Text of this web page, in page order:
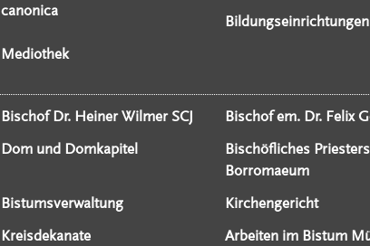
canonica
Bildungseinrichtungen
Mediothek
Bischof Dr. Heiner Wilmer SCJ
Bischof em. Dr. Felix
Dom und Domkapitel
Bischöfliches
Borromaeum
Bistumsverwaltung
Kirchengericht
Kreisdekanate Arbeiten im Bistum